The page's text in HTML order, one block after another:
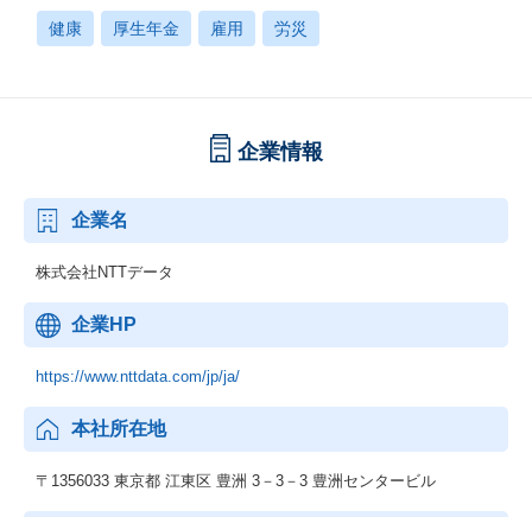
健康 厚生年金 雇用 労災
企業情報
企業名
株式会社NTTデータ
企業HP
https://www.nttdata.com/jp/ja/
本社所在地
〒1356033 東京都 江東区 豊洲 3－3－3 豊洲センタービル